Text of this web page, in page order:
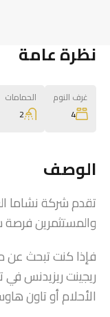
نظرة عامة
غرف النوم
4
الحمامات
2
الوصف
تقدم شركة نشاما
والمستثمرين فرصة
فإذا كنت تبحث
ريجينت ريزيدنس
الأحلام أو تاون